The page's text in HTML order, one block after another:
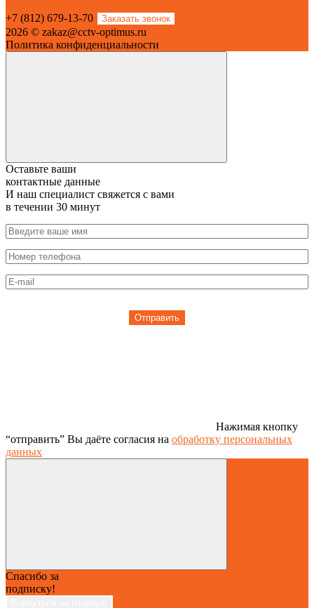
+7 (812) 679-13-70 Заказать звонок
2026 © zakaz@cctv-optimus.ru
Политика конфиденциальности
Оставьте ваши
контактные данные
И наш специалист свяжется с вами
в течении 30 минут
Отправить
Нажимая кнопку
“отправить” Вы даёте согласия на обработку персональных
данных
Спасибо за
подписку!